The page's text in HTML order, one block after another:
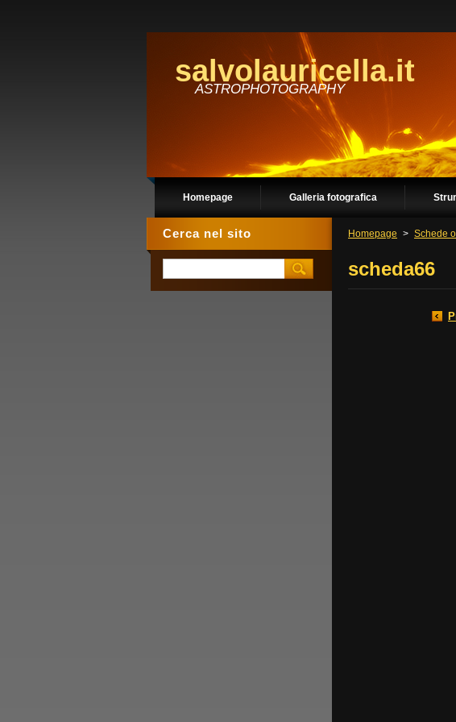
salvolauricella.it
ASTROPHOTOGRAPHY
Homepage Galleria fotografica
Homepage > Schede
scheda66
Cerca nel sito